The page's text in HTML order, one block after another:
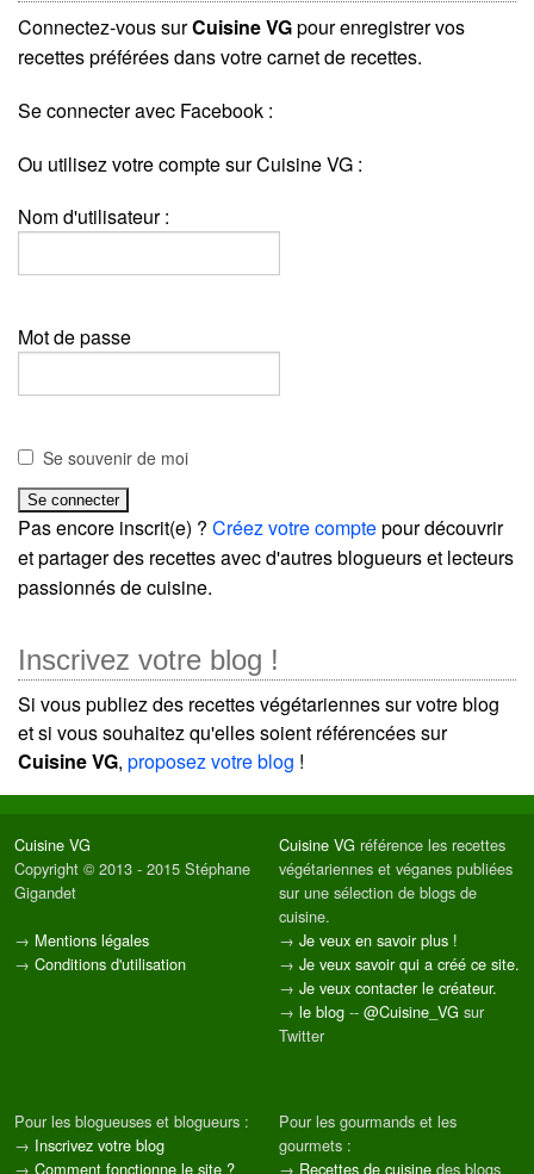
Connectez-vous surCuisine VGpour enregistrer vos
recettes préférées dans votre carnet de recettes.
Se connecter avec Facebook :
Ou utilisez votre compte sur Cuisine VG :
Nom d'utilisateur :
Mot de passe
Se souvenir de moi
Pas encore inscrit(e) ? Créez votre comptepour découvrir
et partager des recettes avec d'autres blogueurs et lecteurs
passionnés de cuisine.
Inscrivez votre blog !
Si vous publiez des recettes végétariennes sur votre blog
et si vous souhaitez qu'elles soient référencées sur
Cuisine VG, proposez votre blog !
Cuisine VG
Copyright © 2013 - 2015 Stéphane
Gigandet
→ Mentions légales
→ Conditions d'utilisation
Cuisine VG référence les recettes
végétariennes et véganes publiées
sur une sélection de blogs de
cuisine.
→ Je veux en savoir plus !
→ Je veux savoir qui a créé ce site.
→ Je veux contacter le créateur.
→ le blog -- @Cuisine_VG sur
Twitter
Pour les blogueuses et blogueurs :
→ Inscrivez votre blog
→ Comment fonctionne le site ?
Pour les gourmands et les
gourmets :
→ Recettes de cuisine des blogs